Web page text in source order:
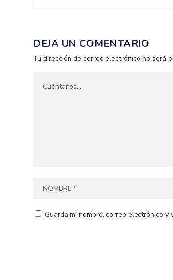
DEJA UN COMENTARIO
Tu dirección de correo electrónico no será
Guarda mi nombre, correo electrónico